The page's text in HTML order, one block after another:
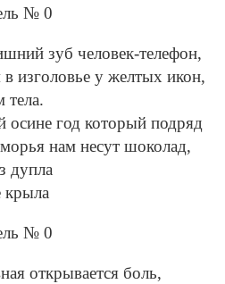
№ 0
зуб человек-телефон,
изголовье у желтых икон,
осине год который подряд
нам несут шоколад,
дупла
№ 0
открывается боль,